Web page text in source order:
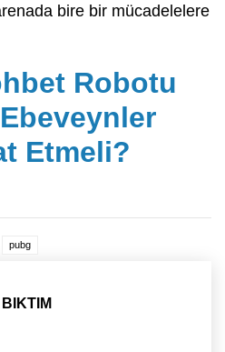
bire bir mücadelelere
Robotu
Etmeli?
pubg